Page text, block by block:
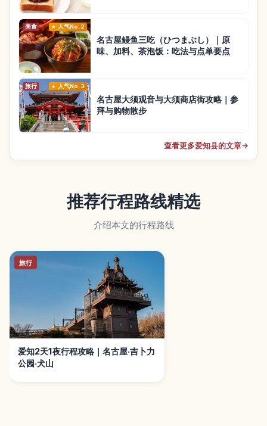
美食 人气No.2
名古屋鳗鱼三吃（ひつまぶし）｜原
味、加料、茶泡饭：吃法与点单要点
旅行 人气No.3
名古屋大须观音与大须商店街攻略｜参
拜与购物散步
查看更多爱知县的文章→
推荐行程路线精选
介绍本文的行程路线
旅行
爱知2天1夜行程攻略｜名古屋·吉卜力
公园·犬山